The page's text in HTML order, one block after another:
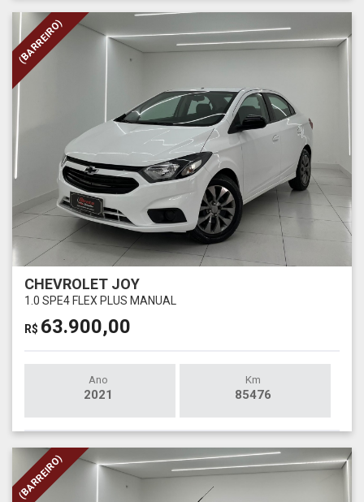
(BARREIRO)
CHEVROLET JOY
1.0 SPE4 FLEX PLUS MANUAL
R$ 63.900,00
Ano
2021
Km
85476
(BARREIRO)